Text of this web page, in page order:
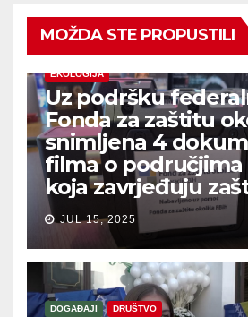
MOŽDA STE PROPUSTILI
EKOLOGIJA
Uz podršku
Fonda za zaštitu
snimljena 4
filma o
koja zavrjeđuju
JUL 15, 2025
DOGAĐAJI DRUŠTVO